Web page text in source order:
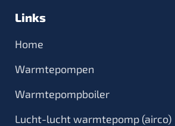
Links
Home
Warmtepompen
Warmtepompboiler
Lucht-lucht warmtepomp (airco)